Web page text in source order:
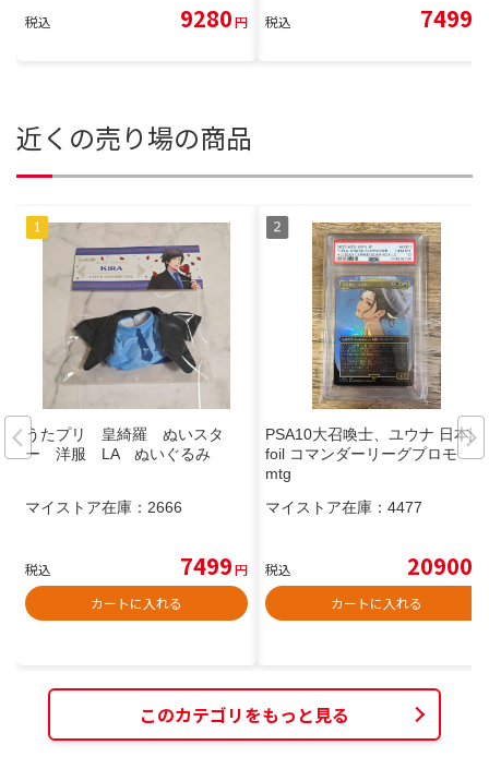
税込 9280円 税込 7499
近くの売り場の商品
うたプリ 皇綺羅 ぬいスタ
ー 洋服 LA ぬいぐるみ
マイストア在庫： 2666
税込 7499円
カートに入れる
PSA10大召喚士、ユウナ 日本語
foil コマンダーリーグプロモ ff
mtg
マイストア在庫： 4477
税込 20900
カートに入れる
このカテゴリをもっと見る